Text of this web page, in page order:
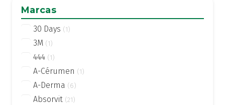
Marcas
30 Days (1)
3M (1)
444 (1)
A-Cérumen (1)
A-Derma (6)
Absorvit (21)